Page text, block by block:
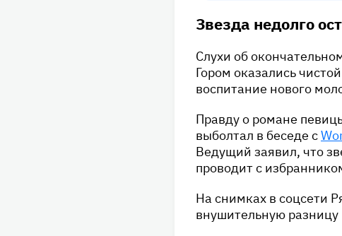
Звезда недолго
Слухи об
Гором оказались
воспитание нового
Правду о романе
выболтал в беседе с
Ведущий заявил, что
проводит с
На снимках в соцсети
внушительную разницу